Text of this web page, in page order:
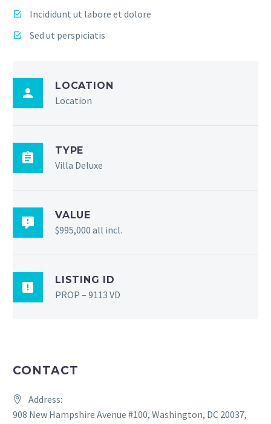
Incididunt ut labore et dolore
Sed ut perspiciatis
LOCATION
Location
TYPE
Villa Deluxe
VALUE
$995,000 all incl.
LISTING ID
PROP – 9113 VD
CONTACT
Address:
908 New Hampshire Avenue #100, Washington, DC 20037,